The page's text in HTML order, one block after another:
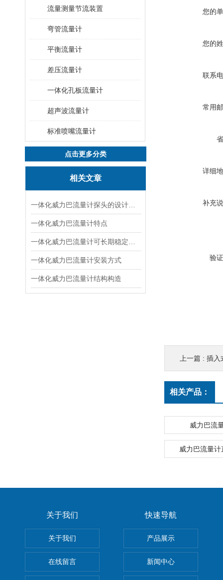
流量测量节流装置
弯管流量计
平衡流量计
差压流量计
一体化孔板流量计
超声波流量计
标准喷嘴流量计
点击更多分类
相关文章
一体化威力巴流量计特点
一体化威力巴流量计安装方式
一体化威力巴流量计结构构造
您的
您的
联系
常用
详细
补充
验
上一篇 : 插入
相关产品：
威力巴流
威力巴流量
关于我们
关于我们
在线留言
快速导航
产品展示
新闻中心